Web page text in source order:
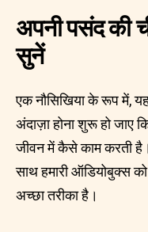
अपनी पसंद की
सुनें
एक नौसिखिया के रूप में,
अंदाज़ा होना शुरू हो जाए
जीवन में कैसे काम करती है।
साथ हमारी ऑडियोबुक्स
अच्छा तरीका है।